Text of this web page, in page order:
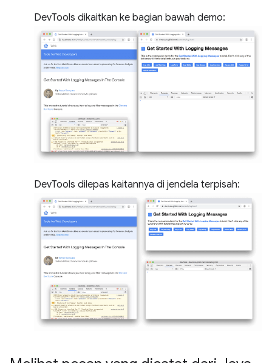
DevTools dikaitkan ke bagian bawah demo:
DevTools dilepas kaitannya di jendela terpisah: